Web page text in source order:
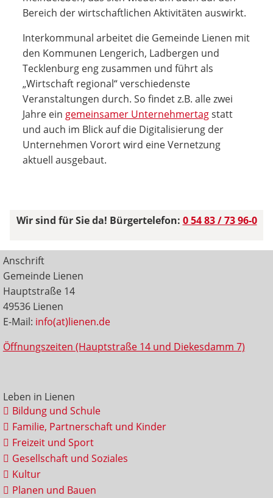
Bereich der wirtschaftlichen Aktivitäten auswirkt.
Interkommunal arbeitet die Gemeinde Lienen mit
den Kommunen Lengerich, Ladbergen und
Tecklenburg eng zusammen und führt als
„Wirtschaft regional“ verschiedenste
Veranstaltungen durch. So findet z.B. alle zwei
Jahre ein gemeinsamer Unternehmertagstatt
und auch im Blick auf die Digitalisierung der
Unternehmen Vorort wird eine Vernetzung
aktuell ausgebaut.
Wir sind für Sie da! Bürgertelefon: 0 54 83 / 73 96-0
Anschrift
Gemeinde Lienen
Hauptstraße 14
49536 Lienen
E-Mail: info(at)lienen.de
Öffnungszeiten (Hauptstraße 14 und Diekesdamm 7)
Leben in Lienen
Bildung und Schule
Familie, Partnerschaft und Kinder
Freizeit und Sport
Gesellschaft und Soziales
Kultur
Planen und Bauen